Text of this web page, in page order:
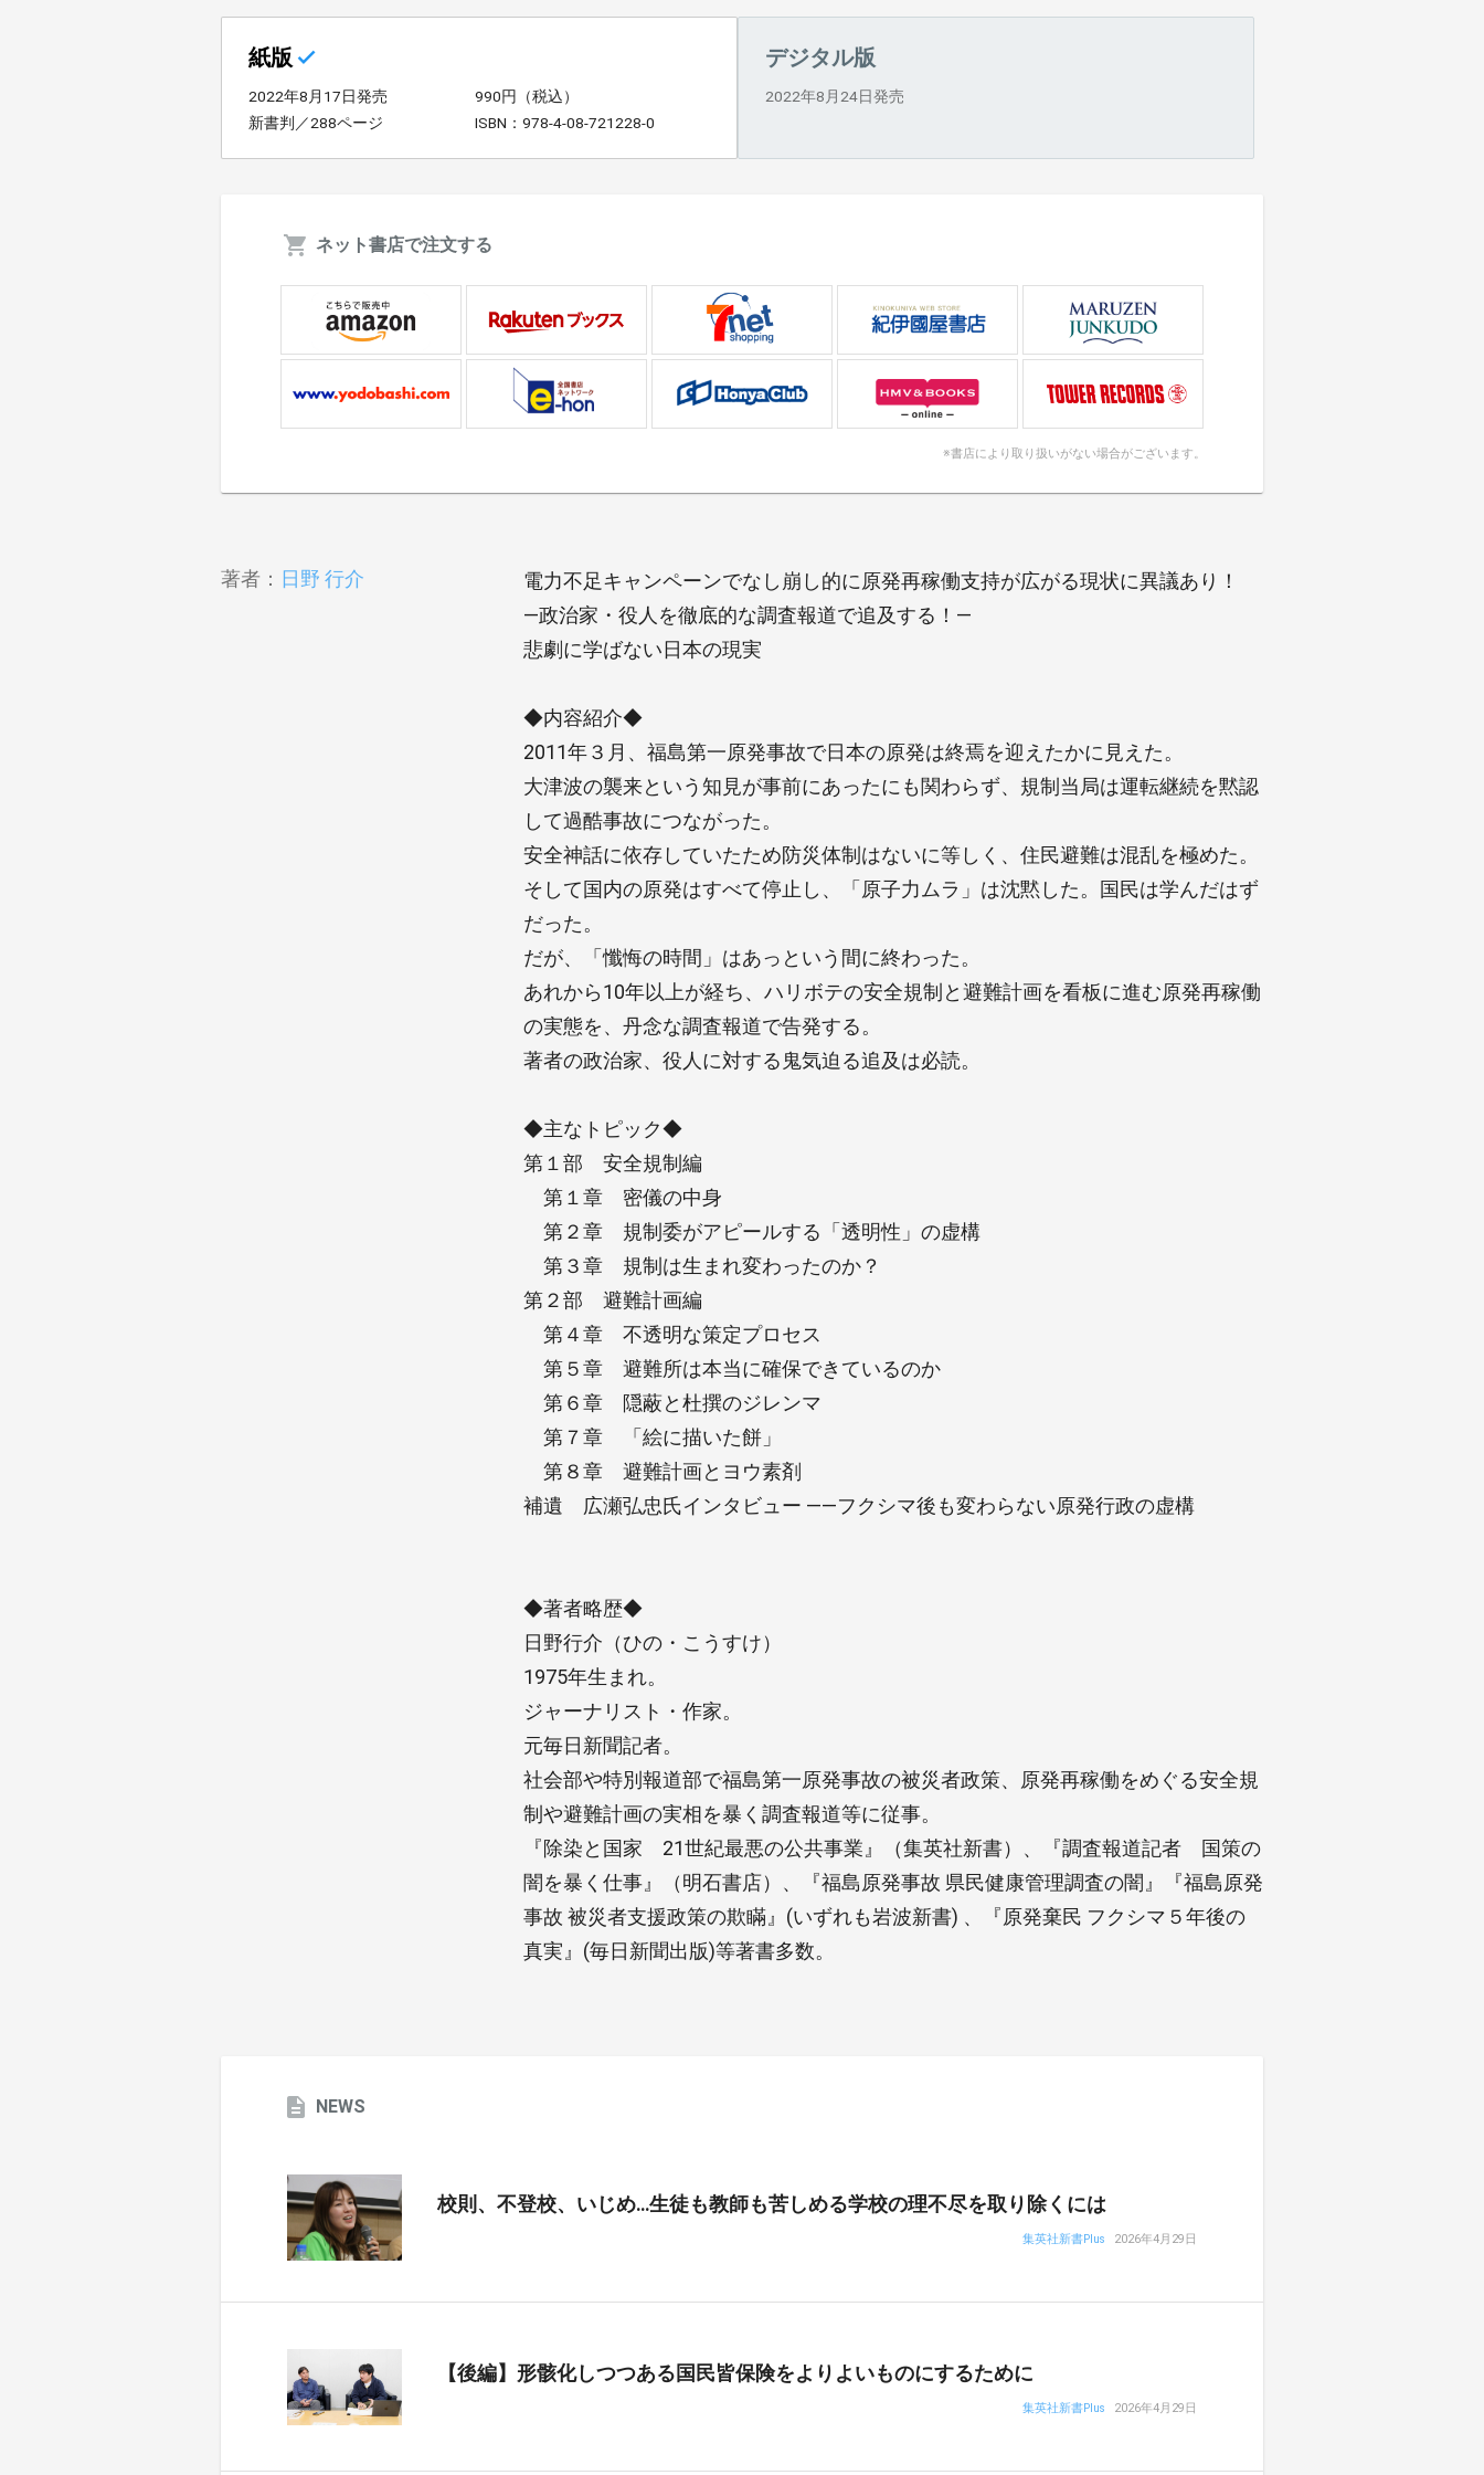
紙版
2022年8月17日発売
990円（税込）
新書判／288ページ
ISBN：978-4-08-721228-0
デジタル版
2022年8月24日発売
ネット書店で注文する
※書店により取り扱いがない場合がございます。
著者： 日野 行介
電力不足キャンペーンでなし崩し的に原発再稼働支持が広がる現状に異議あり！
―政治家・役人を徹底的な調査報道で追及する！―
悲劇に学ばない日本の現実
◆内容紹介◆
2011年３月、福島第一原発事故で日本の原発は終焉を迎えたかに見えた。
大津波の襲来という知見が事前にあったにも関わらず、規制当局は運転継続を黙認
して過酷事故につながった。
安全神話に依存していたため防災体制はないに等しく、住民避難は混乱を極めた。
そして国内の原発はすべて停止し、「原子力ムラ」は沈黙した。国民は学んだはず
だった。
だが、「懺悔の時間」はあっという間に終わった。
あれから10年以上が経ち、ハリボテの安全規制と避難計画を看板に進む原発再稼働
の実態を、丹念な調査報道で告発する。
著者の政治家、役人に対する鬼気迫る追及は必読。
◆主なトピック◆
第１部 安全規制編
第１章 密儀の中身
第２章 規制委がアピールする「透明性」の虚構
第３章 規制は生まれ変わったのか？
第２部 避難計画編
第４章 不透明な策定プロセス
第５章 避難所は本当に確保できているのか
第６章 隠蔽と杜撰のジレンマ
第７章 「絵に描いた餅」
第８章 避難計画とヨウ素剤
補遺 広瀬弘忠氏インタビュー ――フクシマ後も変わらない原発行政の虚構
◆著者略歴◆
日野行介（ひの・こうすけ）
1975年生まれ。
ジャーナリスト・作家。
元毎日新聞記者。
社会部や特別報道部で福島第一原発事故の被災者政策、原発再稼働をめぐる安全規
制や避難計画の実相を暴く調査報道等に従事。
『除染と国家 21世紀最悪の公共事業』（集英社新書）、『調査報道記者 国策の
闇を暴く仕事』（明石書店）、『福島原発事故 県民健康管理調査の闇』『福島原発
事故 被災者支援政策の欺瞞』(いずれも岩波新書) 、『原発棄民 フクシマ５年後の
真実』(毎日新聞出版)等著書多数。
NEWS
校則、不登校、いじめ…生徒も教師も苦しめる学校の理不尽を取り除くには
集英社新書Plus 2026年4月29日
【後編】形骸化しつつある国民皆保険をよりよいものにするために
集英社新書Plus 2026年4月29日